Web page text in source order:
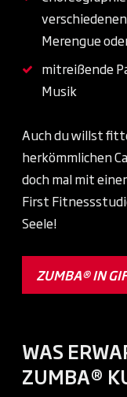
Merengue
mitreißende
Musik
Auch du willst
herkömmlichen
doch mal mit
First
Seele!
ZUMBA® IN
WAS
ZUMBA®